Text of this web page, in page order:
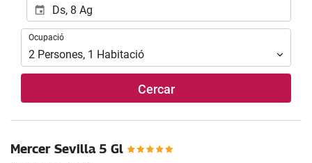
Ocupació
Ocupació
2 Persones, 1 Habitació
Cercar
Mercer Sevilla 5 Gl